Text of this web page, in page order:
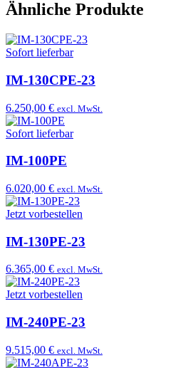
Ähnliche Produkte
Sofort lieferbar
IM-130CPE-23
6.250,00 € excl. MwSt.
Sofort lieferbar
IM-100PE
6.020,00 € excl. MwSt.
Jetzt vorbestellen
IM-130PE-23
6.365,00 € excl. MwSt.
Jetzt vorbestellen
IM-240PE-23
9.515,00 € excl. MwSt.